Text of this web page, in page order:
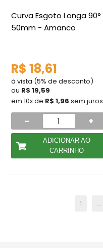
Curva Esgoto Longa 90°
50mm - Amanco
R$ 18,61
à vista (5% de desconto)
ou R$ 19,59
em 10x de R$ 1,96 sem juros
- +
ADICIONAR AO
CARRINHO
1 ...